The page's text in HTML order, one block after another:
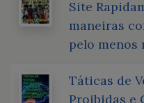
Site
maneiras
pelo menos
Táticas de
Proibidas e